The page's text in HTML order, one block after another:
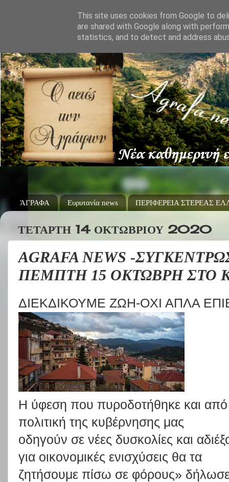
ΆΓΡΑΦΑ Ευρυτανία news ΠΕΡΙΦΕΡΕΙΑ ΣΤΕΡΕΑΣ
ΤΕΤΆΡΤΗ 14 ΟΚΤΩΒΡΊΟΥ 2020
AGRAFA NEWS -
ΠΕΜΠΤΗ 15 ΟΚΤΩΒΡΗ ΣΤΟ
ΔΙΕΚΔΙΚΟΥΜΕ ΖΩΗ-ΟΧΙ ΑΠΛΑ
Η ύφεση που πυροδοτήθηκε και από
πολιτική της κυβέρνησης μας
οδηγούν σε νέες δυσκολίες και
για οικονομικές ενισχύσεις θα τα
ζητήσουμε πίσω σε φόρους»
This site uses cookies from Google to
are shared with Google along with
statistics, and to detect and address